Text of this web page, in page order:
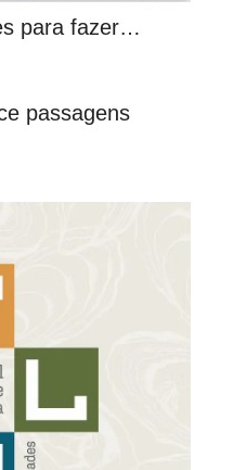
para fazer…
passagens